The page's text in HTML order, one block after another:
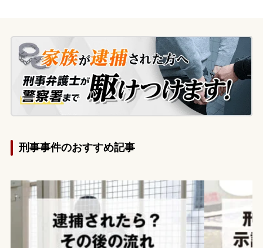
判決の見通しに不安を感じて当事務所に相
談されました。
刑事事件のおすすめ記事